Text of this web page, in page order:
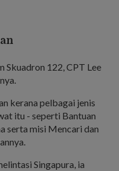
Skuadron 122, CPT Lee
kerana pelbagai jenis
itu - seperti Bantuan
serta misi Mencari dan
Singapura, ia